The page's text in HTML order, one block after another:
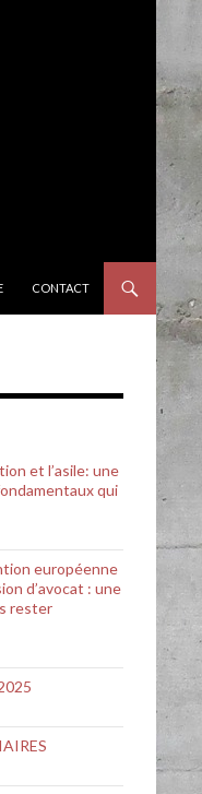
CONTACT
et l’asile: une
qui
européenne
d’avocat : une
rester